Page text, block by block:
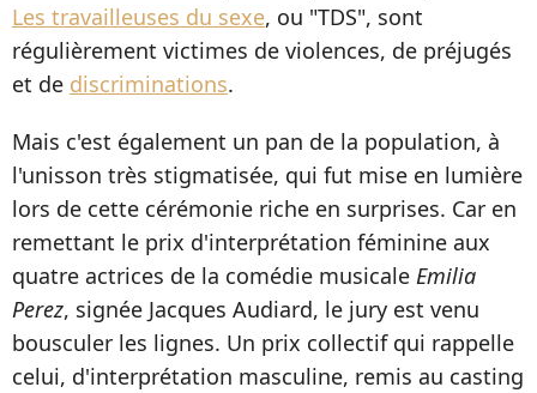
Les travailleuses du sexe, ou "TDS", sont
régulièrement victimes de violences, de préjugés
et de discriminations.
Mais c'est également un pan de la population, à
l'unisson très stigmatisée, qui fut mise en lumière
lors de cette cérémonie riche en surprises. Car en
remettant le prix d'interprétation féminine aux
quatre actrices de la comédie musicale Emilia
Perez, signée Jacques Audiard, le jury est venu
bousculer les lignes. Un prix collectif qui rappelle
celui, d'interprétation masculine, remis au casting